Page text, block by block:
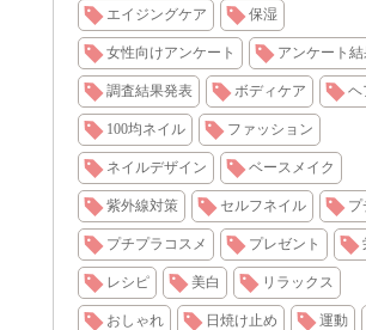
エイジングケア 保湿
女性向けアンケート アンケート
調査結果発表 ボディケア ヘ
100均ネイル ファッション
ネイルデザイン ベースメイク
紫外線対策 セルフネイル プ
プチプラコスメ プレゼント
レシピ 美白 リラックス
おしゃれ 日焼け止め 運動